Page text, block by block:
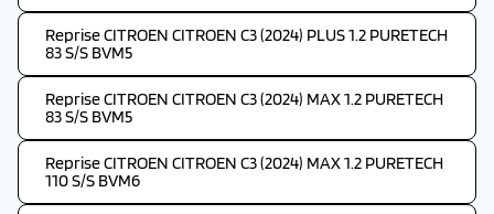
Reprise CITROEN CITROEN C3 (2024) PLUS 1.2 PURETECH
83 S/S BVM5
Reprise CITROEN CITROEN C3 (2024) MAX 1.2 PURETECH
83 S/S BVM5
Reprise CITROEN CITROEN C3 (2024) MAX 1.2 PURETECH
110 S/S BVM6